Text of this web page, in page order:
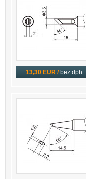
13,30 EUR / bez dph